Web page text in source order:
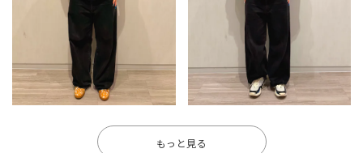
もっと見る